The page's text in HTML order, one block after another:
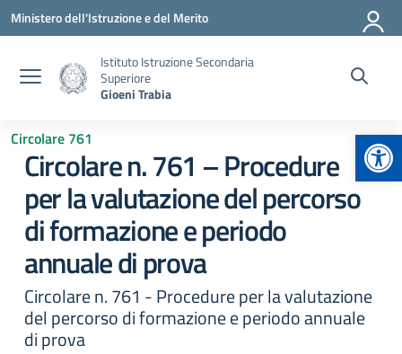
Vai ai contenuti
Vai al menu di navigazione
Vai al footer
Ministero dell'Istruzione e del Merito
Istituto Istruzione Secondaria
Superiore
Gioeni Trabia
Circolare 761
Circolare n. 761 – Procedure
per la valutazione del percorso
di formazione e periodo
annuale di prova
Circolare n. 761 - Procedure per la valutazione
del percorso di formazione e periodo annuale
di prova